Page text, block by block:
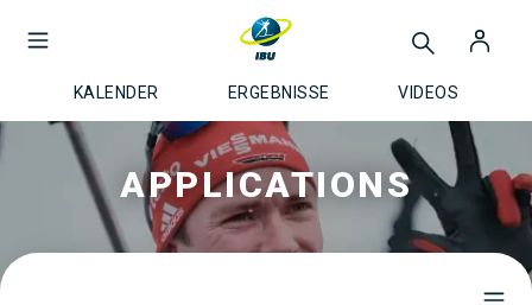
KALENDER ERGEBNISSE VIDEOS
APPLICATIONS